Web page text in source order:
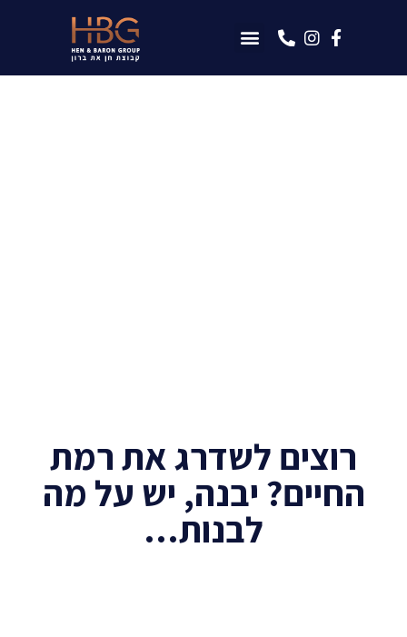
רוצים לשדרג את רמת
החיים? יבנה, יש על מה
לבנות…